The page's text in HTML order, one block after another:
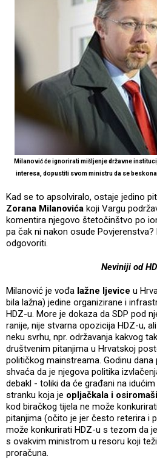
Milanović će ignorirati mišljenje državne
interesa, dopustiti svom ministru da se
Kad se to apsolviralo, ostaje jedino
Zorana Milanovića koji Vargu
komentira njegovo štetočinštvo po
pa čak ni nakon osude
odgovoriti.
Neviniji od
Milanović je vođa lažne ljevice u
bila lažna) jedine organizirane i
HDZ-u. More je dokaza da SDP pod
ranije, nije stvarna opozicija HDZ-u,
neku svrhu, npr. održavanja kakvog
društvenim pitanjima u Hrvatskoj
političkog mainstreama. Godinu dana
shvaća da je njegova politika
debakl - toliki da će građani na
stranku koja je opljačkala i
kod biračkog tijela ne može
pitanjima (očito je jer često reterira i
može konkurirati HDZ-u s tezom da je
s ovakvim ministrom u resoru koji
proračuna.